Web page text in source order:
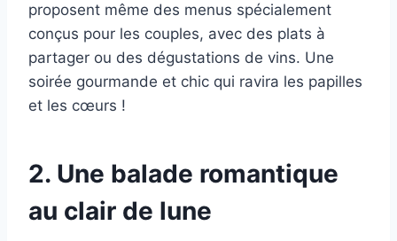
proposent même des menus spécialement
conçus pour les couples, avec des plats à
partager ou des dégustations de vins. Une
soirée gourmande et chic qui ravira les papilles
et les cœurs !
2. Une balade romantique
au clair de lune